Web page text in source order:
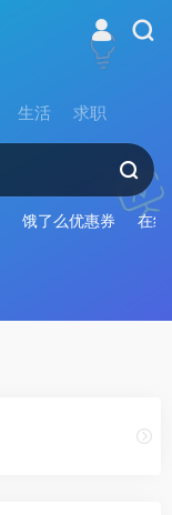
生活 求职
饿了么优惠券 在